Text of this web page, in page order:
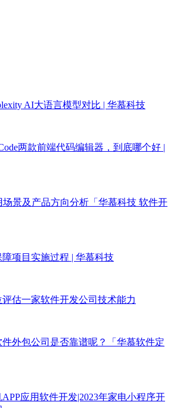
AI大语言模型对比 | 华慕科技
两款前端代码编辑器，到底哪个好 |
场景及产品方向分析「华慕科技 软件开
项目实施过程 | 华慕科技
估一家软件开发公司技术能力
外包公司是否靠谱呢？「华慕软件定
APP应用软件开发|2023年家电小程序开